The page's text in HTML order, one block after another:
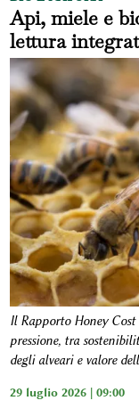
Api, miele e
lettura
Il Rapporto Honey Cost
pressione, tra
degli alveari e valore
29 luglio 2026 | 09:00